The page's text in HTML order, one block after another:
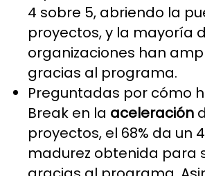
4 sobre 5, abriendo la
proyectos, y la mayoría
organizaciones han
gracias al programa.
Preguntadas por cómo
Break en la aceleración
proyectos, el 68% da un
madurez obtenida para